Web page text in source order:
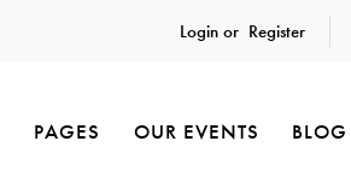
Login or Register
PAGES OUR EVENTS BLOG